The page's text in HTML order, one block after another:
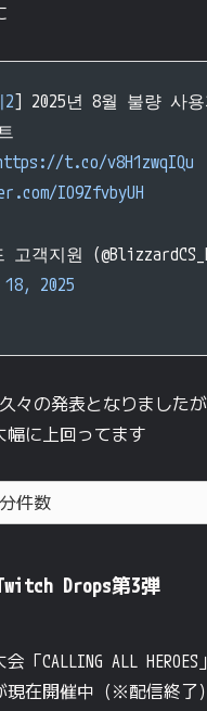
2] 2025년 8월 불량 사
t.co/v8H1zwqIQu
IO9ZfvbyUH
고객지원
18, 2025
々の発表となりました
幅に上回ってます
件数
Drops第3弾
「CALLING ALL
在開催中（※配信終了）